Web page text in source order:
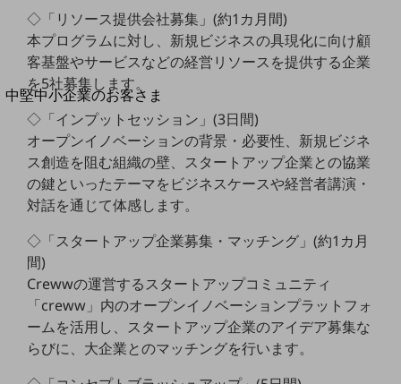
セミナー
開催・出展する各種セミナー、イベント情報をご紹介します
中堅中小企業のお客さま
NTTドコモビジネスウォッチ
ビジネスお役立ち情報
旬な話題やお役立ち資料などDXの課題を
解決するヒントをお届けする記事サイト
新着記事
お役立ち資料ダウンロード
トレンド記事特集
IT用語集
中堅中小企業向け
サービス・ソリューション
課題やニーズに合ったサービスをご紹介し、
中堅中小企業のビジネスをサポート！
お悩みから見つける
お悩みから見つけるTOP
◇「リソース提供会社募集」(約1カ月間)
本プログラムに対し、新規ビジネスの具現化に向け顧
客基盤やサービスなどの経営リソースを提供する企業
を5社募集します。
◇「インプットセッション」(3日間)
オープンイノベーションの背景・必要性、新規ビジネ
ス創造を阻む組織の壁、スタートアップ企業との協業
の鍵といったテーマをビジネスケースや経営者講演・
対話を通じて体感します。
◇「スタートアップ企業募集・マッチング」(約1カ月
間)
Crewwの運営するスタートアップコミュニティ
「creww」内のオープンイノベーションプラットフォ
ームを活用し、スタートアップ企業のアイデア募集な
らびに、大企業とのマッチングを行います。